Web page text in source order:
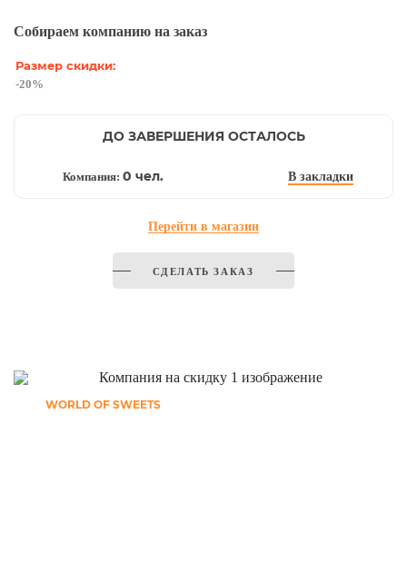
Собираем компанию на заказ
Размер скидки:
-20%
ДО ЗАВЕРШЕНИЯ ОСТАЛОСЬ
Компания:0 чел. В закладки
Перейти в магазин
СДЕЛАТЬ ЗАКАЗ
WORLD OF SWEETS